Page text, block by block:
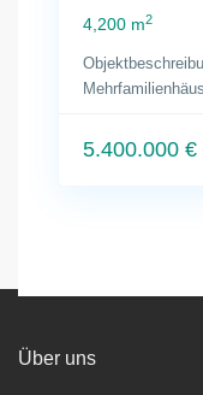
4,200 m2
5.400.000 €
Über uns